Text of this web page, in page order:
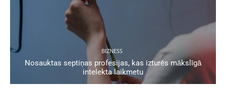
BIZNESS
Nosauktas septiņas profesijas, kas izturēs mākslīgā
intelekta laikmetu